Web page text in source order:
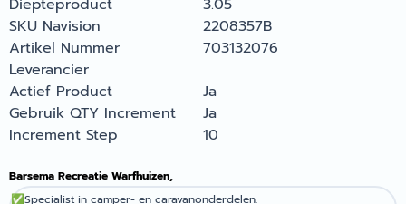
Diepteproduct
3.05
SKU Navision
2208357B
Artikel Nummer
Leverancier
703132076
Actief Product
Ja
Gebruik QTY Increment
Ja
Increment Step
10
Barsema Recreatie Warfhuizen,
✅Specialist in camper- en caravanonderdelen.